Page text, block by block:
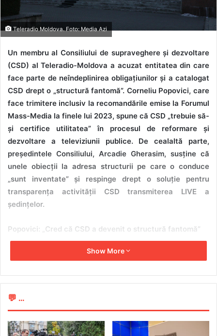
Teleradio Moldova. Foto: Media Azi
Un membru al Consiliului de supraveghere și dezvoltare
(CSD) al Teleradio-Moldova a acuzat entitatea din care
face parte de neîndeplinirea obligațiunilor și a catalogat
CSD drept o „structură fantomă”. Corneliu Popovici, care
face trimitere inclusiv la recomandările emise la Forumul
Mass-Media la finele lui 2023, spune că CSD „trebuie să-
și certifice utilitatea” în procesul de reformare și
dezvoltare a televiziunii publice. De cealaltă parte,
președintele Consiliului, Arcadie Gherasim, susține că
unele obiecții la adresa structurii pe care o conduce
„sunt inventate” și respinge drept o soluție pentru
transparența activității CSD transmiterea LIVE a
ședințelor.
Popovici: „Cred că CSD a devenit o structură fantomă”
Corneliu Popovici, numit în funcția de membru al
de Facebook, două postări în care a venit cu o serie de
națională pentru concursul de muzică Eurovision Song
Show More
💬 ...